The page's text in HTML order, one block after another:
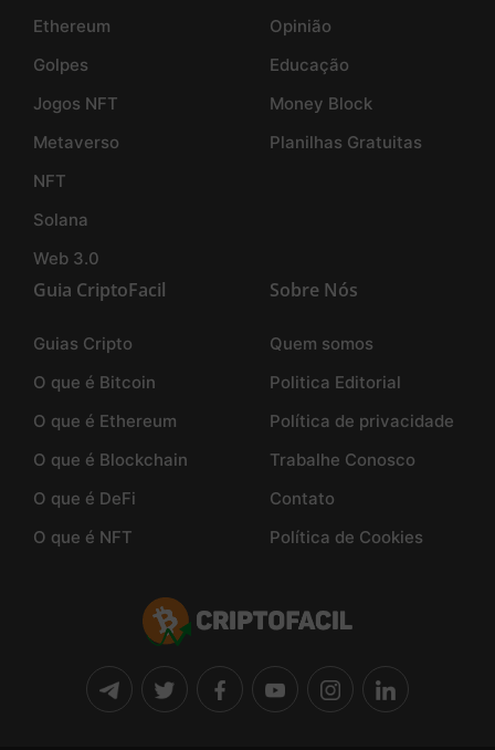
Ethereum
Golpes
Jogos NFT
Metaverso
NFT
Solana
Web 3.0
Opinião
Educação
Money Block
Planilhas Gratuitas
Guia CriptoFacil
Guias Cripto
O que é Bitcoin
O que é Ethereum
O que é Blockchain
O que é DeFi
O que é NFT
Sobre Nós
Quem somos
Politica Editorial
Política de privacidade
Trabalhe Conosco
Contato
Política de Cookies